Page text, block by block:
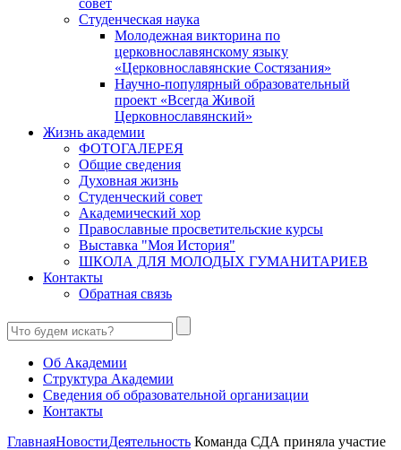
Студенческая наука
Молодежная викторина по
церковнославянскому языку
«Церковнославянские Состязания»
Научно-популярный образовательный
проект «Всегда Живой
Церковнославянский»
Жизнь академии
ФОТОГАЛЕРЕЯ
Общие сведения
Духовная жизнь
Студенческий совет
Академический хор
Православные просветительские курсы
Выставка "Моя История"
ШКОЛА ДЛЯ МОЛОДЫХ ГУМАНИТАРИЕВ
Контакты
Обратная связь
Об Академии
Структура Академии
Сведения об образовательной организации
Контакты
ГлавнаяНовостиДеятельность Команда СДА приняла участие